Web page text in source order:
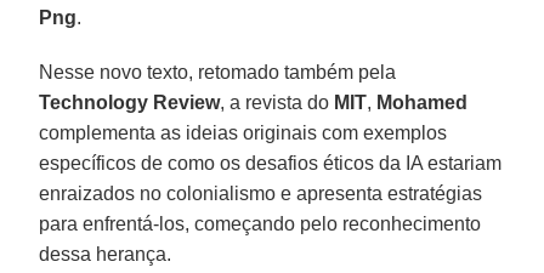
Png.
Nesse novo texto, retomado também pela
Technology Review, a revista do MIT, Mohamed
complementa as ideias originais com exemplos
específicos de como os desafios éticos da IA estariam
enraizados no colonialismo e apresenta estratégias
para enfrentá-los, começando pelo reconhecimento
dessa herança.